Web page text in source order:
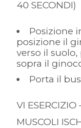
40 SECONDI)
Posizione
posizione il
verso il
sopra il
Porta il
VI ESERCIZIO
MUSCOLI